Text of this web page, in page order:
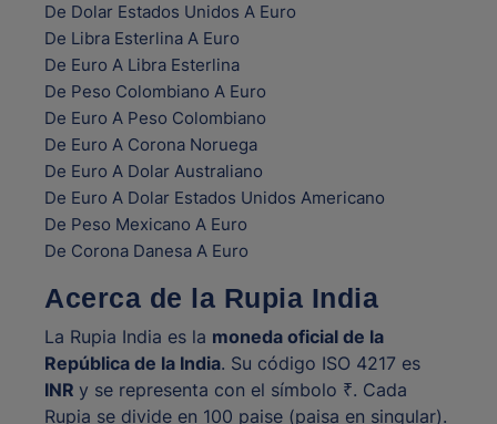
De Dolar Estados Unidos A Euro
De Libra Esterlina A Euro
De Euro A Libra Esterlina
De Peso Colombiano A Euro
De Euro A Peso Colombiano
De Euro A Corona Noruega
De Euro A Dolar Australiano
De Euro A Dolar Estados Unidos Americano
De Peso Mexicano A Euro
De Corona Danesa A Euro
Acerca de la Rupia India
La Rupia India es la moneda oficial de la
República de la India. Su código ISO 4217 es
INR y se representa con el símbolo ₹. Cada
Rupia se divide en 100 paise (paisa en singular).